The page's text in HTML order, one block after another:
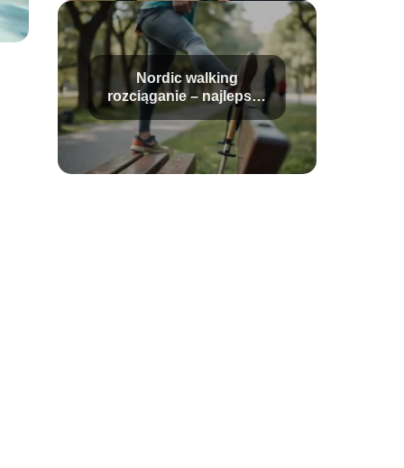
Nordic walking
rozciąganie – najlepsze
ćwiczenia po marszu